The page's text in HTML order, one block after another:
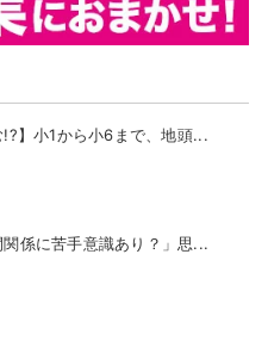
!?】小1から小6まで、地頭...
関係に苦手意識あり？」思...